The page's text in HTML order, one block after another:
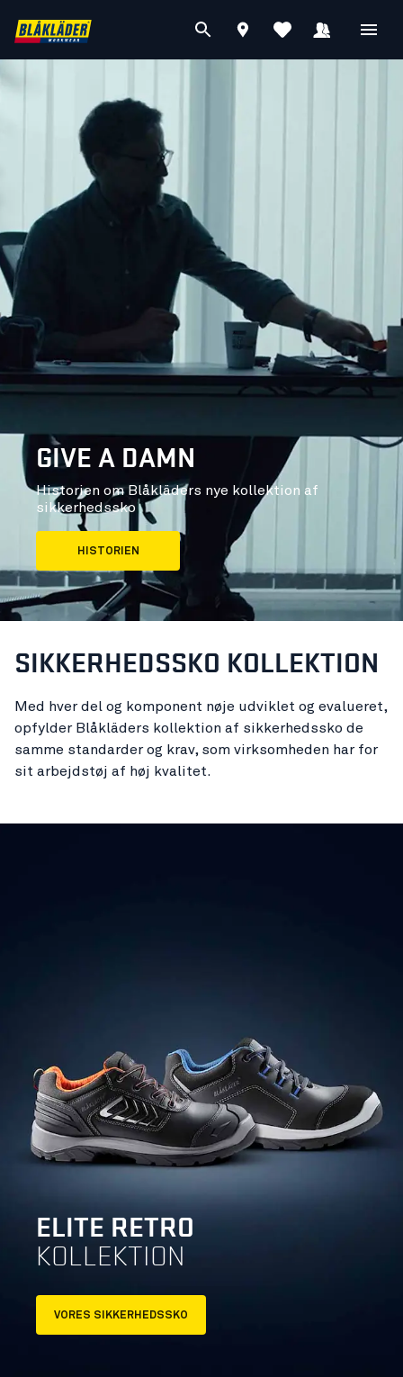
GIVE A DAMN
Historien om Blåkläders nye kollektion af
sikkerhedssko
HISTORIEN
SIKKERHEDSSKO KOLLEKTION
Med hver del og komponent nøje udviklet og evalueret,
opfylder Blåkläders kollektion af sikkerhedssko de
samme standarder og krav, som virksomheden har for
sit arbejdstøj af høj kvalitet.
ELITE RETRO
KOLLEKTION
VORES SIKKERHEDSSKO